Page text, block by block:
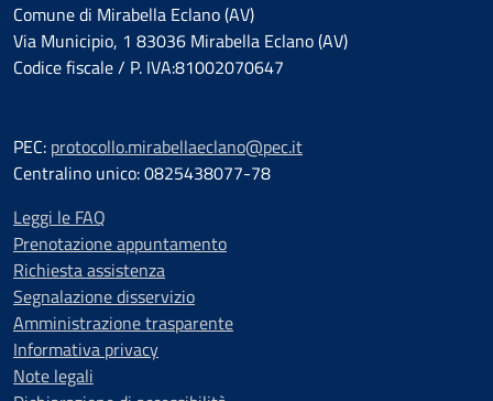
Comune di Mirabella Eclano (AV)
Via Municipio, 1 83036 Mirabella Eclano (AV)
Codice fiscale / P. IVA:81002070647
PEC: protocollo.mirabellaeclano@pec.it
Centralino unico: 0825438077-78
Leggi le FAQ
Prenotazione appuntamento
Richiesta assistenza
Segnalazione disservizio
Amministrazione trasparente
Informativa privacy
Note legali